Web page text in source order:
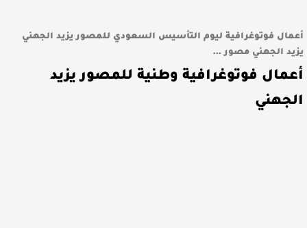
أعمال فوتوغرافية ليوم التأسيس السعودي للمصور يزيد الجهني
يزيد الجهني مصور …
أعمال فوتوغرافية وطنية للمصور يزيد
الجهني